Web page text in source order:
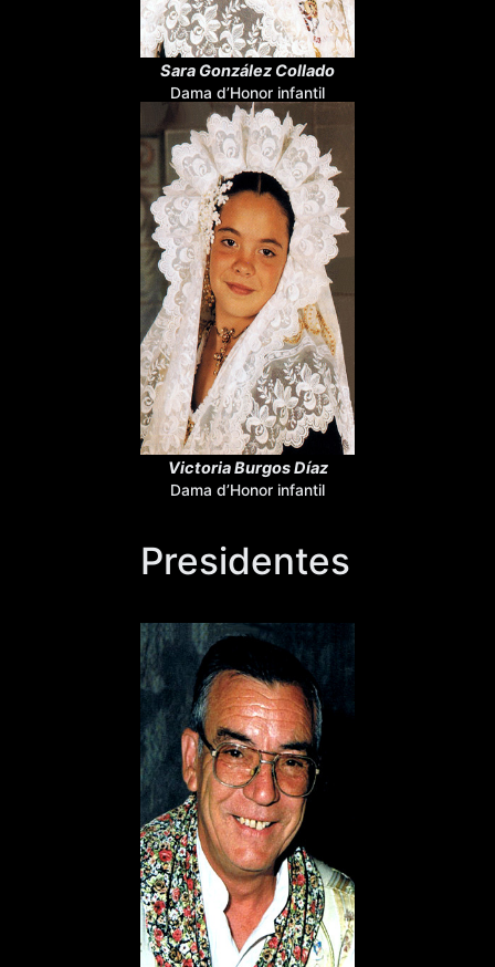
Sara González Collado
Dama d’Honor infantil
Victoria Burgos Díaz
Dama d’Honor infantil
Presidentes